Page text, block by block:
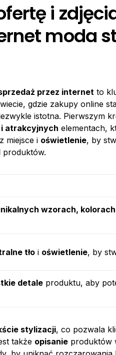
i
moda
przez internet to
gdzie zakupy online
istotna. Pierwszym
atrakcyjnych elementach,
miejsce i oświetlenie, by
produktów.
wzorach,
tło i oświetlenie, by
detale produktu, aby
stylizacji, co pozwala
także opisanie produktów